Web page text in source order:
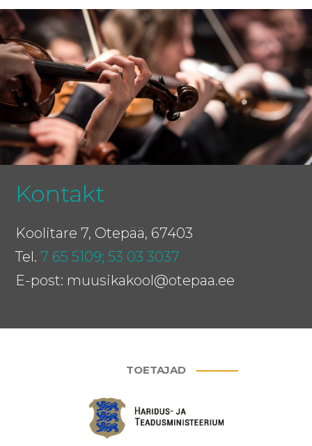
Kontakt
Koolitare 7, Otepää, 67403
Tel. 7 65 5109; 53 03 3037
E-post: muusikakool@otepaa.ee
TOETAJAD